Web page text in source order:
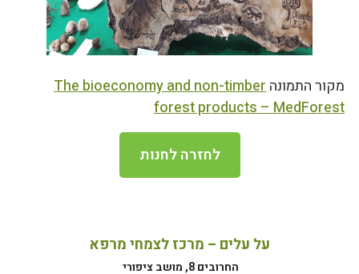
מקור התמונהThe bioeconomy and non-timber
forest products – MedForest
לחזרה לחנות
על עלים – מרכז לצמחי מרפא
החרובים 8, מושב ציפורי